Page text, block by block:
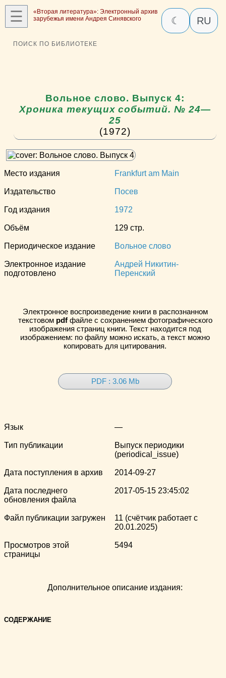
☰
«Вторая литература»: Электронный архив
зарубежья имени Андрея Синявского
☾ RU
ПОИСК ПО БИБЛИОТЕКЕ
Вольное слово. Выпуск 4:
Хроника текущих событий. № 24—
25
(1972)
Место издания Frankfurt am Main
Издательство Посев
Год издания 1972
Объём 129 стр.
Периодическое издание Вольное слово
Электронное издание
подготовлено
Андрей Никитин-
Перенский
Электронное воспроизведение книги в распознанном
текстовом pdfфайле с сохранением фотографического
изображения страниц книги. Текст находится под
изображением: по файлу можно искать, а текст можно
копировать для цитирования.
PDF : 3.06 Mb
Язык —
Тип публикации
Выпуск периодики
(periodical_issue)
Дата поступления в архив 2014-09-27
Дата последнего
обновления файла
2017-05-15 23:45:02
Файл публикации загружен
11 (счётчик работает с
20.01.2025)
Просмотров этой
страницы
5494
Дополнительное описание издания:
СОДЕРЖАНИЕ